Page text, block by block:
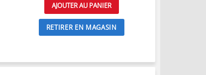
AJOUTER AU PANIER
RETIRER EN MAGASIN